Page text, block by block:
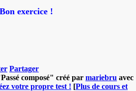
Bon exercice !
Partager
composé" créé par mariebru avec
votre propre test ! [Plus de cours et